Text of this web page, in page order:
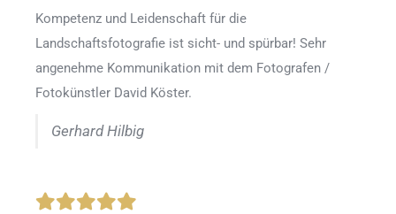
Kompetenz und Leidenschaft für die
Landschaftsfotografie ist sicht- und spürbar! Sehr
angenehme Kommunikation mit dem Fotografen /
Fotokünstler David Köster.
Gerhard Hilbig